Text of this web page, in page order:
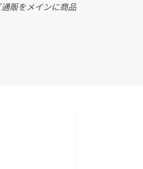
ド
販をメインに商品